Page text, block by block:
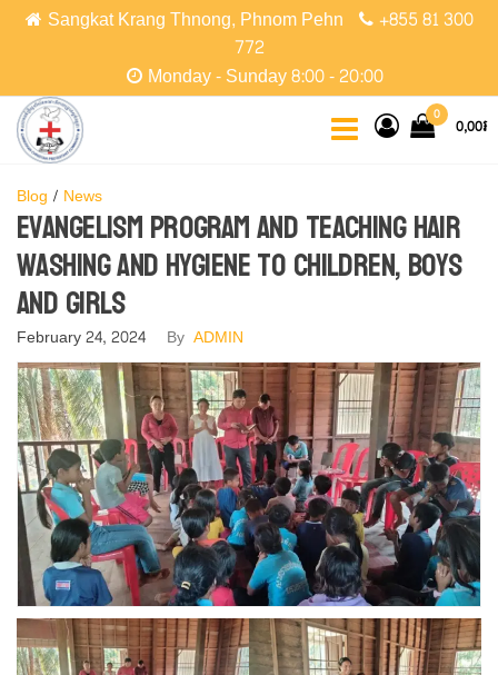
Skip
content
Sangkat Krang Thnong, Phnom Pehn
+855 81 300
772
Monday - Sunday 8:00 - 20:00
0 0,00៛
CCPC
Blog News
Evangelism program and teaching hair
washing and hygiene to children, boys
and girls
February 24, 2024 By ADMIN